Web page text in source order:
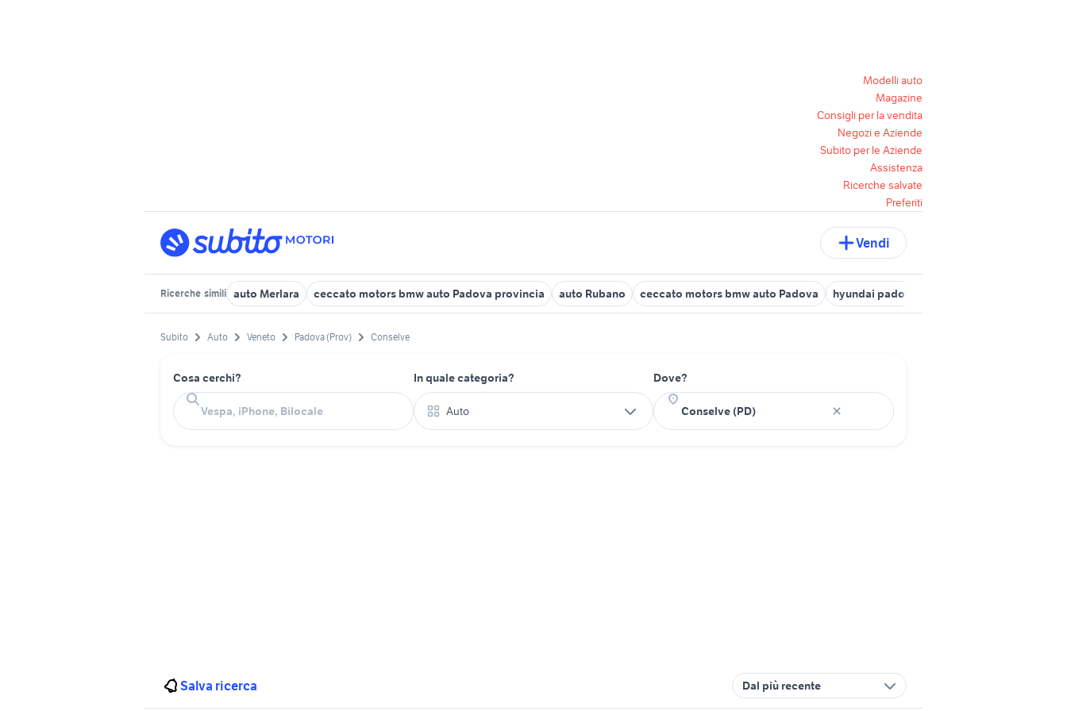
Modelli auto
Magazine
Consigli per la vendita
Negozi e Aziende
Subito per le Aziende
Assistenza
Ricerche salvate
Preferiti
Vendi
Ricerche simili auto Merlara ceccato motors bmw auto Padova provincia auto Rubano ceccato motors bmw auto Padova hyundai padova
Subito Auto Veneto Padova (Prov) Conselve
Cosa cerchi? In quale categoria?
Auto
Dove?
Salva ricerca Dal più recente